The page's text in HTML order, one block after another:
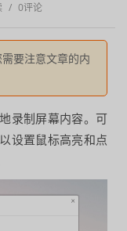
/ 0评论
要注意文章的内
录制屏幕内容。可
设置鼠标高亮和点